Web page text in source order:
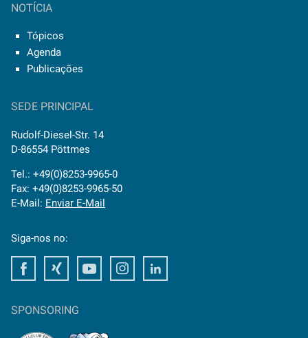
NOTÍCIA
Tópicos
Agenda
Publicações
SEDE PRINCIPAL
Rudolf-Diesel-Str. 14
D-86554 Pöttmes
Tel.: +49(0)8253-9965-0
Fax: +49(0)8253-9965-50
E-Mail: Enviar E-Mail
Siga-nos no:
FacebookXing Youtube Instagram
SPONSORING